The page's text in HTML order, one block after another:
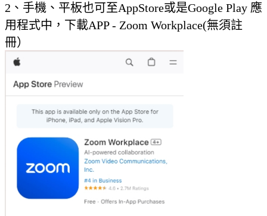
2、手機、平板也可至AppStore或是Google Play 應
用程式中， 下載APP - Zoom Workplace(無須註
冊）